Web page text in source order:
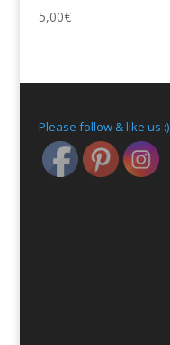
5,00€
Please follow & like us :)